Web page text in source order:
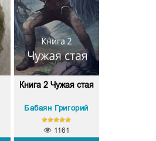
Книга 2 Чужая стая
Бабаян Григорий
1161